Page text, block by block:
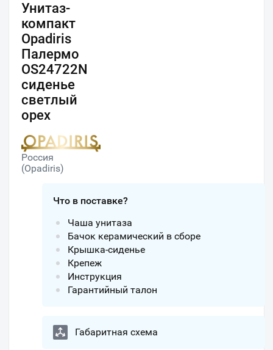
Унитаз-
компакт
Opadiris
Палермо
OS24722N
сиденье
светлый
орех
Россия
(Opadiris)
Что в поставке?
Чаша унитаза
Бачок керамический в сборе
Крышка-сиденье
Крепеж
Инструкция
Гарантийный талон
Габаритная схема